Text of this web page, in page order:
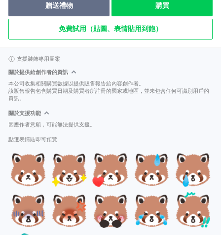
贈送禮物 購買
免費試用（貼圖、表情貼用到飽）
支援裝飾專用圖案
關於提供給創作者的資訊
本公司收集相關購買數據以提供販售報告給內容創作者。
該販售報告包含購買日期及購買者所註冊的國家或地區，並未包含任何可識別用戶的
資訊。
關於支援功能
因應作者意願，可能無法提供支援。
點選表情貼即可預覽